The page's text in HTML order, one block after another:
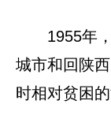
1955年
城市和回陕
时相对贫困